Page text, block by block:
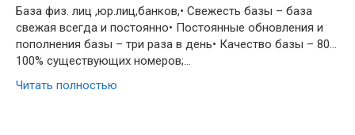
База физ. лиц ,юр.лиц,банков,• Свежесть базы – база
свежая всегда и постоянно• Постоянные обновления и
пополнения базы – три раза в день• Качество базы – 80…
100% существующих номеров;…
Читать полностью